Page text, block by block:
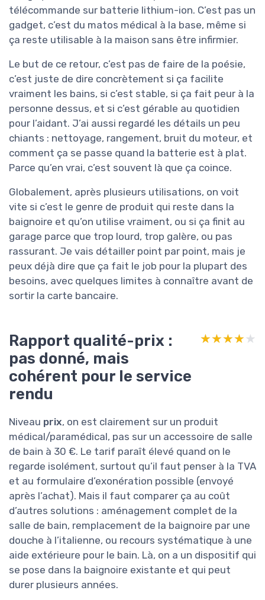
télécommande sur batterie lithium-ion. C’est pas un
gadget, c’est du matos médical à la base, même si
ça reste utilisable à la maison sans être infirmier.
Le but de ce retour, c’est pas de faire de la poésie,
c’est juste de dire concrètement si ça facilite
vraiment les bains, si c’est stable, si ça fait peur à la
personne dessus, et si c’est gérable au quotidien
pour l’aidant. J’ai aussi regardé les détails un peu
chiants : nettoyage, rangement, bruit du moteur, et
comment ça se passe quand la batterie est à plat.
Parce qu’en vrai, c’est souvent là que ça coince.
Globalement, après plusieurs utilisations, on voit
vite si c’est le genre de produit qui reste dans la
baignoire et qu’on utilise vraiment, ou si ça finit au
garage parce que trop lourd, trop galère, ou pas
rassurant. Je vais détailler point par point, mais je
peux déjà dire que ça fait le job pour la plupart des
besoins, avec quelques limites à connaître avant de
sortir la carte bancaire.
Rapport qualité-prix :
pas donné, mais
cohérent pour le service
rendu
★★★★★
★★★★★
Niveau prix, on est clairement sur un produit
médical/paramédical, pas sur un accessoire de salle
de bain à 30 €. Le tarif paraît élevé quand on le
regarde isolément, surtout qu’il faut penser à la TVA
et au formulaire d’exonération possible (envoyé
après l’achat). Mais il faut comparer ça au coût
d’autres solutions : aménagement complet de la
salle de bain, remplacement de la baignoire par une
douche à l’italienne, ou recours systématique à une
aide extérieure pour le bain. Là, on a un dispositif qui
se pose dans la baignoire existante et qui peut
durer plusieurs années.